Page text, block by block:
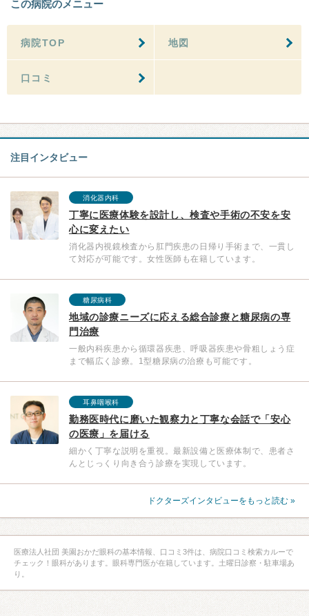
この病院のメニュー
病院TOP 地図
口コミ
注目インタビュー
消化器内科
丁寧に医療体験を設計し、検査や手術の不安を安
心に変えたい
消化器内視鏡検査から肛門疾患の日帰り手術まで、一貫し
て対応が可能です。女性医師も在籍しています。
糖尿病科
地域の診療ニーズに応える総合診療と糖尿病の専
門治療
一般内科疾患から循環器疾患、呼吸器疾患や骨粗しょう症
まで幅広く診療。1型糖尿病の治療も可能です。
耳鼻咽喉科
勤務医時代に磨いた観察力と丁寧な会話で「安心
の医療」を届ける
細かく丁寧な説明を重視。最新設備と医療体制で、患者さ
んとじっくり向き合う診療を実現しています。
ドクターズインタビューをもっと読む »
医療法人社団 美園おかだ眼科の基本情報、口コミ3件は、病院口コミ検索カルーで
チェック！眼科があります。眼科専門医が在籍しています。土曜日診察・駐車場あ
り。